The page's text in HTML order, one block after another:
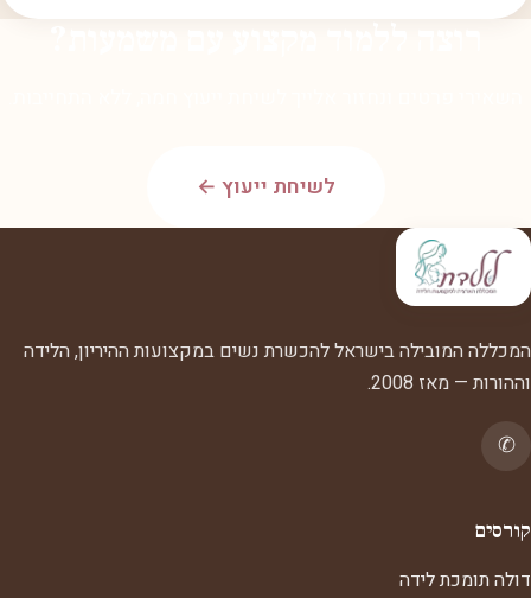
לשיחת ייעוץ ←
המכללה המובילה בישראל להכשרת נשים במקצועות ההיריון, הלידה
וההורות — מאז 2008.
✆
קורסים
דולה תומכת לידה